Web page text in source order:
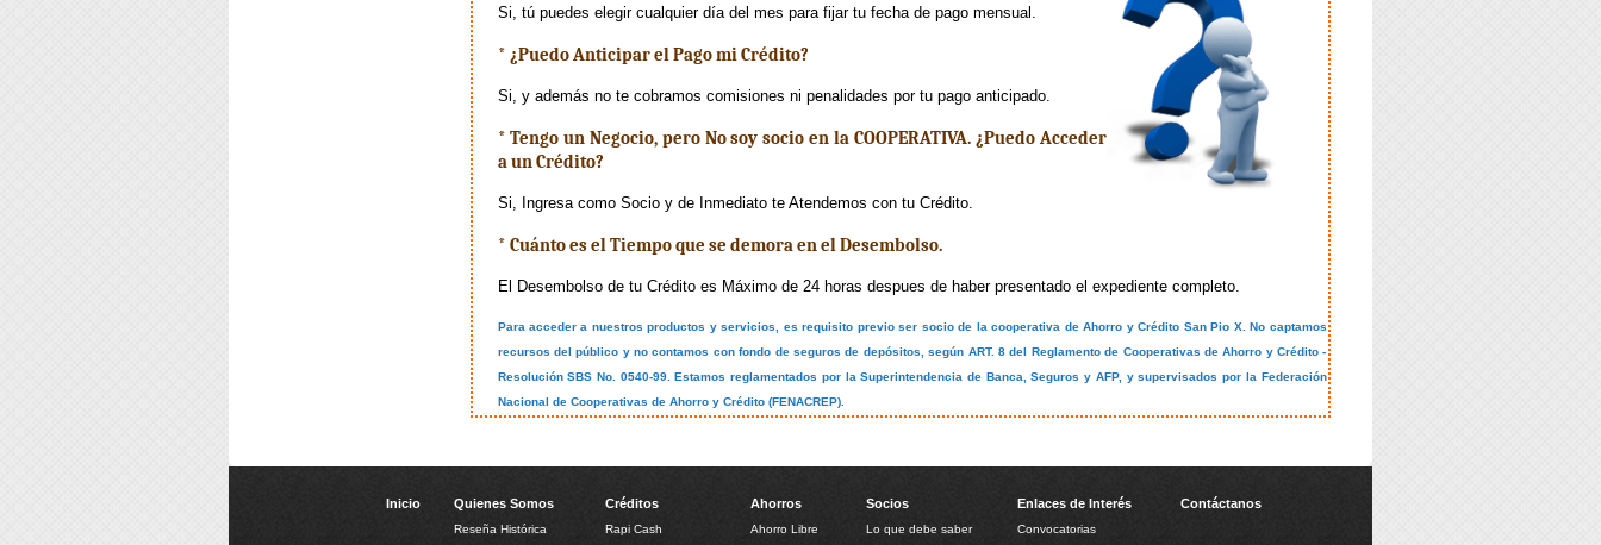
Si, tú puedes elegir cualquier día del mes para fijar tu fecha de pago mensual.
* ¿Puedo Anticipar el Pago mi Crédito?
Si, y además no te cobramos comisiones ni penalidades por tu pago anticipado.
* Tengo un Negocio, pero No soy socio en la COOPERATIVA. ¿Puedo Acceder
a un Crédito?
Si, Ingresa como Socio y de Inmediato te Atendemos con tu Crédito.
* Cuánto es el Tiempo que se demora en el Desembolso.
El Desembolso de tu Crédito es Máximo de 24 horas despues de haber presentado el expediente completo.
Para acceder a nuestros productos y servicios, es requisito previo ser socio de la cooperativa de Ahorro y Crédito San Pio X. No captamos
recursos del público y no contamos con fondo de seguros de depósitos, según ART. 8 del Reglamento de Cooperativas de Ahorro y Crédito -
Resolución SBS No. 0540-99. Estamos reglamentados por la Superintendencia de Banca, Seguros y AFP, y supervisados por la Federación
Nacional de Cooperativas de Ahorro y Crédito (FENACREP).
Inicio Quienes Somos Créditos Ahorros Socios Enlaces de Interés Contáctanos
Reseña Histórica Rapi Cash Ahorro Libre Lo que debe saber Convocatorias